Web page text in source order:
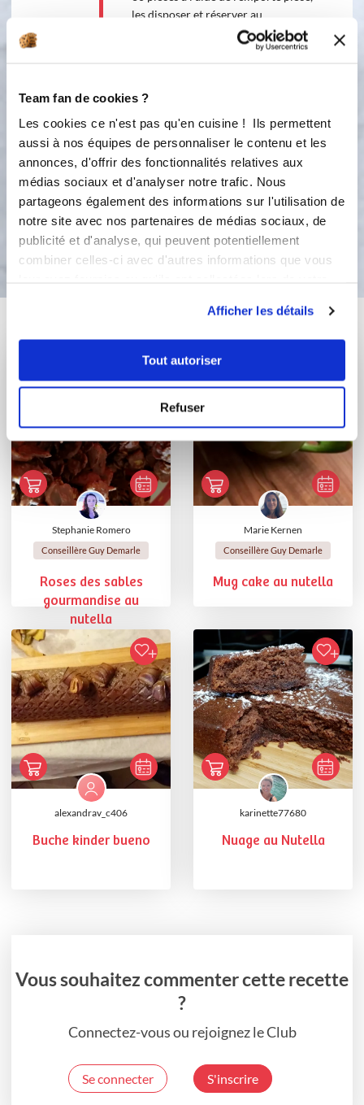
Team fan de cookies ?
Les cookies ce n'est pas qu'en cuisine ! Ils permettent
aussi à nos équipes de personnaliser le contenu et les
annonces, d'offrir des fonctionnalités relatives aux
médias sociaux et d'analyser notre trafic. Nous
partageons également des informations sur l'utilisation de
notre site avec nos partenaires de médias sociaux, de
publicité et d'analyse, qui peuvent potentiellement
combiner celles-ci avec d'autres informations que vous
Afficher les détails
Tout autoriser
Refuser
les disposer et réserver au
réfrigérateur. 3/ Mélanger la poudre
d’amande + le sucre + 2 œufs + crème
Recouvrer le Nutella de la
préparation 6/ Faire cuire 15 à 20
minutes à 200° = jusqu’à ce que les
tartelettes soient dorées. A déguster
tièdes ou froides
Bon appétit !
Stephanie Romero
Conseillère Guy Demarle
Roses des sables
gourmandise au
nutella
Marie Kernen
Conseillère Guy Demarle
Mug cake au nutella
alexandrav_c406
Buche kinder bueno
karinette77680
Nuage au Nutella
Vous souhaitez commenter cette recette
?
Connectez-vous ou rejoignez le Club
Se connecter S'inscrire